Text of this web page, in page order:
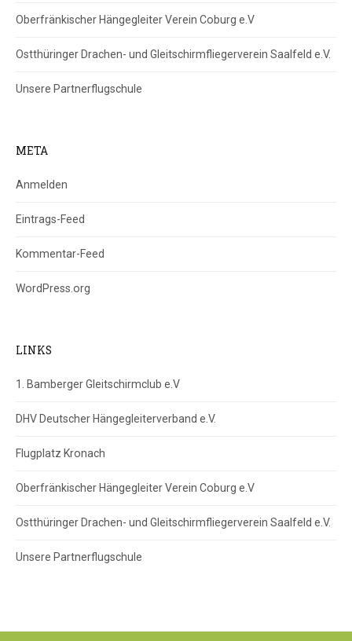
Oberfränkischer Hängegleiter Verein Coburg e.V
Ostthüringer Drachen- und Gleitschirmfliegerverein Saalfeld e.V.
Unsere Partnerflugschule
META
Anmelden
Eintrags-Feed
Kommentar-Feed
WordPress.org
LINKS
1. Bamberger Gleitschirmclub e.V
DHV Deutscher Hängegleiterverband e.V.
Flugplatz Kronach
Oberfränkischer Hängegleiter Verein Coburg e.V
Ostthüringer Drachen- und Gleitschirmfliegerverein Saalfeld e.V.
Unsere Partnerflugschule